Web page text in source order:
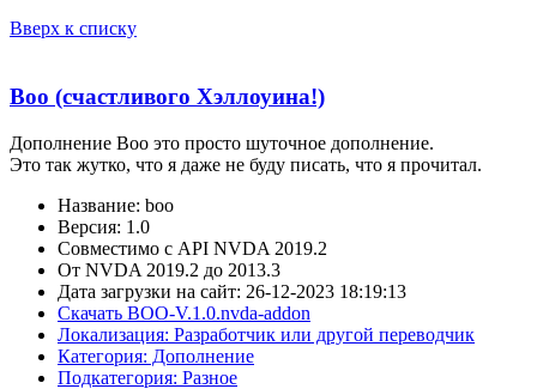
Вверх к списку
Boo (счастливого Хэллоуина!)
Дополнение Boo это просто шуточное дополнение.
Это так жутко, что я даже не буду писать, что я прочитал.
Название: boo
Версия: 1.0
Совместимо с API NVDA 2019.2
От NVDA 2019.2 до 2013.3
Дата загрузки на сайт: 26-12-2023 18:19:13
Скачать BOO-V.1.0.nvda-addon
Локализация: Разработчик или другой переводчик
Категория: Дополнение
Подкатегория: Разное